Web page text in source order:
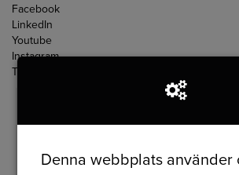
Facebook
LinkedIn
Youtube
Instagram
Twitter
Denna webbplats